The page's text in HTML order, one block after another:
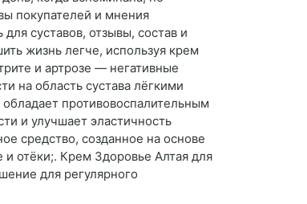
покупателей и мнения
суставов, отзывы, состав и
жизнь легче, используя крем
и артрозе — негативные
на область сустава лёгкими
противовоспалительным
и улучшает эластичность
средство, созданное на основе
и отёки;. Крем Здоровье Алтая для
для регулярного